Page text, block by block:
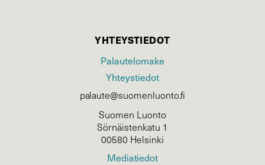
YHTEYSTIEDOT
Palautelomake
Yhteystiedot
palaute@suomenluonto.fi
Suomen Luonto
Sörnäistenkatu 1
00580 Helsinki
Mediatiedot